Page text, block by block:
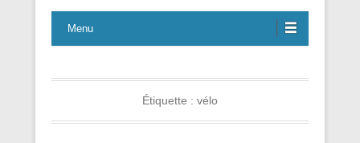
Menu
Étiquette : vélo